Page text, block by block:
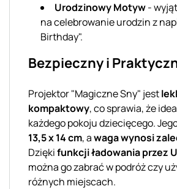
Urodzinowy Motyw-
na celebrowanie urodzin z
Birthday".
Bezpieczny i
Projektor "Magiczne Sny" jest
kompaktowy, co sprawia, że
każdego pokoju dziecięcego.
13,5 x 14 cm, awaga wynosi
Dziękifunkcji ładowania przez
można go zabrać w podróż czy
różnych miejscach.